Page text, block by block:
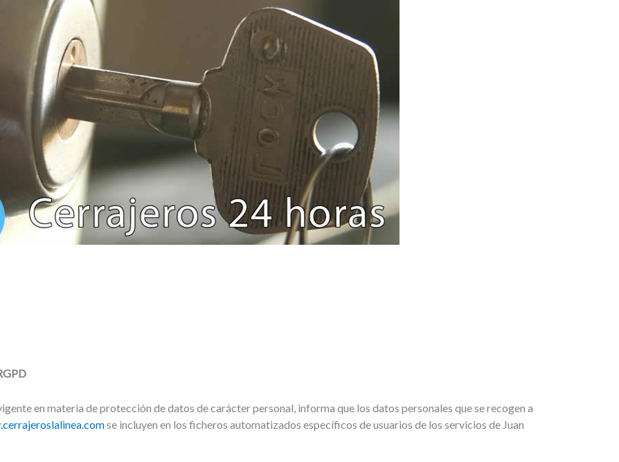
en materia de protección de datos de carácter personal, informa que los datos personales que se recogen a
se incluyen en los ficheros automatizados específicos de usuarios de los servicios de Juan